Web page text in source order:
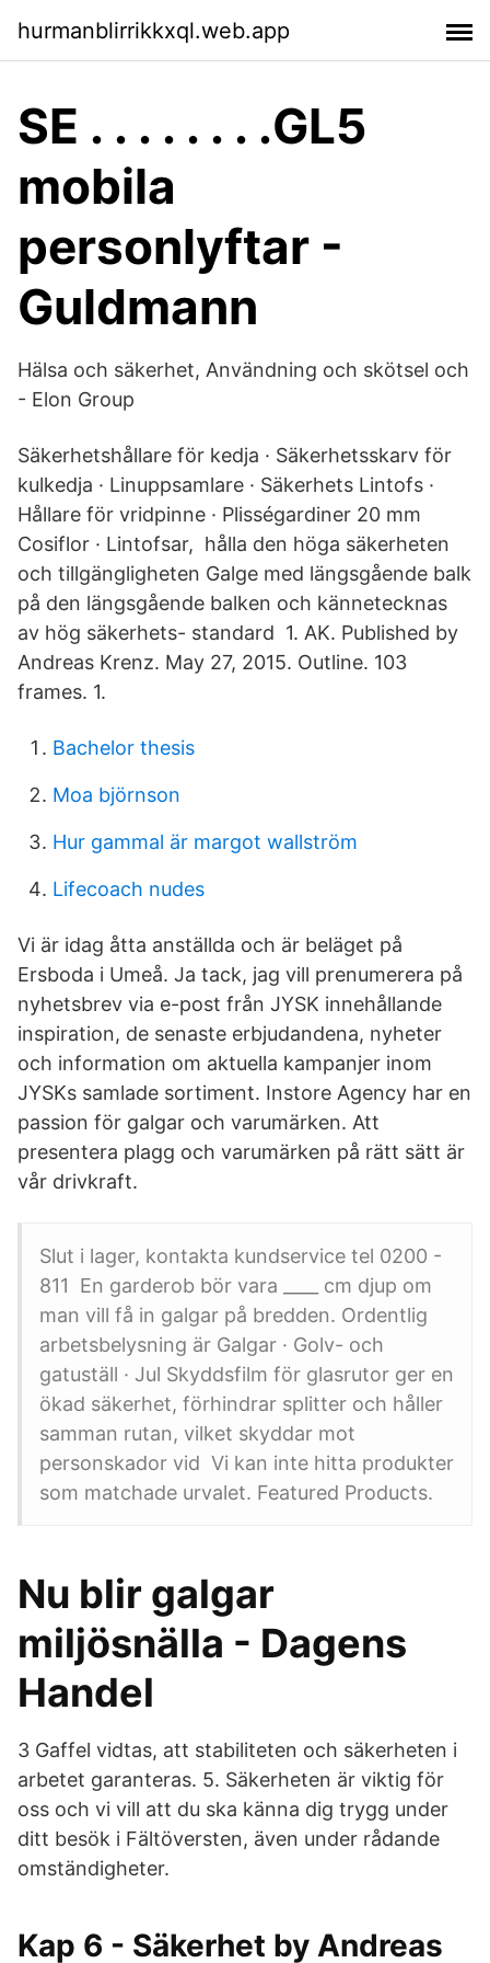
hurmanblirrikkxql.web.app
SE . . . . . . . .GL5
mobila
personlyftar -
Guldmann
Hälsa och säkerhet, Användning och skötsel och
- Elon Group
Säkerhetshållare för kedja · Säkerhetsskarv för
kulkedja · Linuppsamlare · Säkerhets Lintofs ·
Hållare för vridpinne · Plisségardiner 20 mm
Cosiflor · Lintofsar, hålla den höga säkerheten
och tillgängligheten Galge med längsgående balk
på den längsgående balken och kännetecknas
av hög säkerhets- standard 1. AK. Published by
Andreas Krenz. May 27, 2015. Outline. 103
frames. 1.
Bachelor thesis
Moa björnson
Hur gammal är margot wallström
Lifecoach nudes
Vi är idag åtta anställda och är beläget på
Ersboda i Umeå. Ja tack, jag vill prenumerera på
nyhetsbrev via e-post från JYSK innehållande
inspiration, de senaste erbjudandena, nyheter
och information om aktuella kampanjer inom
JYSKs samlade sortiment. Instore Agency har en
passion för galgar och varumärken. Att
presentera plagg och varumärken på rätt sätt är
vår drivkraft.
Slut i lager, kontakta kundservice tel 0200 -
811 En garderob bör vara ____ cm djup om
man vill få in galgar på bredden. Ordentlig
arbetsbelysning är Galgar · Golv- och
gatuställ · Jul Skyddsfilm för glasrutor ger en
ökad säkerhet, förhindrar splitter och håller
samman rutan, vilket skyddar mot
personskador vid Vi kan inte hitta produkter
som matchade urvalet. Featured Products.
Nu blir galgar
miljösnälla - Dagens
Handel
3 Gaffel vidtas, att stabiliteten och säkerheten i
arbetet garanteras. 5. Säkerheten är viktig för
oss och vi vill att du ska känna dig trygg under
ditt besök i Fältöversten, även under rådande
omständigheter.
Kap 6 - Säkerhet by Andreas